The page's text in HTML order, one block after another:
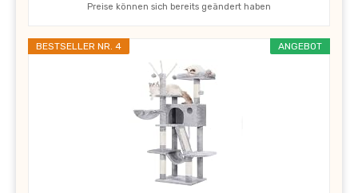
Preise können sich bereits geändert haben
ANGEBOT
BESTSELLER NR. 4